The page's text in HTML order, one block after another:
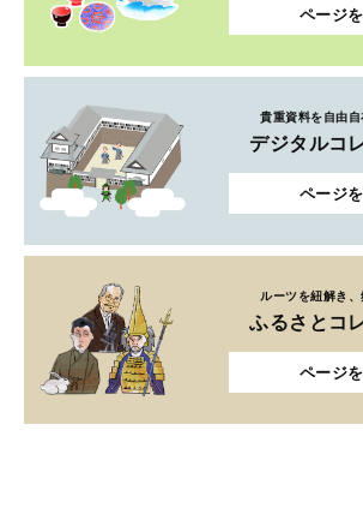
ページ
貴重資料を自由
デジタルコ
ページ
ルーツを紐解き
ふるさとコ
ページ